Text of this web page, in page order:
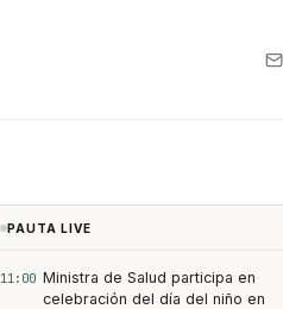
PAUTA LIVE
11:00 Ministra de Salud participa en
celebración del día del niño en